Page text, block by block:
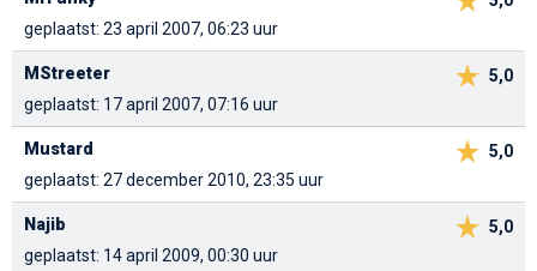
geplaatst: 23 april 2007, 06:23 uur
5,0
MStreeter
geplaatst: 17 april 2007, 07:16 uur
5,0
Mustard
geplaatst: 27 december 2010, 23:35 uur
5,0
Najib
geplaatst: 14 april 2009, 00:30 uur